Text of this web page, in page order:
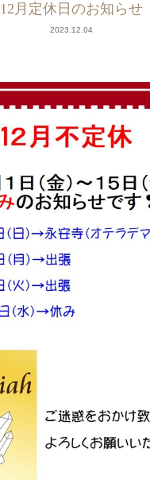
12月定休日のお知らせ
2023.12.04